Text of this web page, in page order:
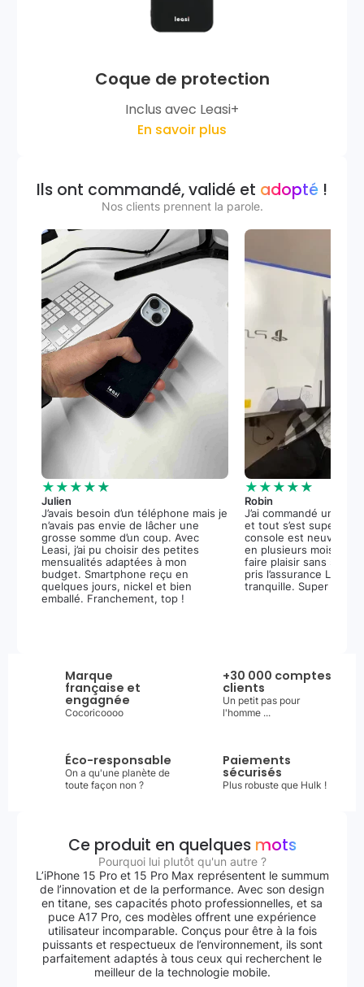
Coque de protection
Inclus avec Leasi+
En savoir plus
Ils ont commandé, validé et adopté !
Nos clients prennent la parole.
★★★★★
Julien
J’avais besoin d’un téléphone mais je
n’avais pas envie de lâcher une
grosse somme d’un coup. Avec
Leasi, j’ai pu choisir des petites
mensualités adaptées à mon
budget. Smartphone reçu en
quelques jours, nickel et bien
emballé. Franchement, top !
★★★★★
Robin
J’ai commandé une
et tout s’est super
console est neuve, et
en plusieurs mois m’a
faire plaisir sans stress.
pris l’assurance
tranquille. Super
Marque
française et
engagnée
Cocoricoooo
+30 000 comptes
clients
Un petit pas pour
l'homme ...
Éco-responsable
On a qu'une planète de
toute façon non ?
Paiements
sécurisés
Plus robuste que Hulk !
Ce produit en quelques mots
Pourquoi lui plutôt qu'un autre ?
L’iPhone 15 Pro et 15 Pro Max représentent le summum
de l’innovation et de la performance. Avec son design
en titane, ses capacités photo professionnelles, et sa
puce A17 Pro, ces modèles offrent une expérience
utilisateur incomparable. Conçus pour être à la fois
puissants et respectueux de l’environnement, ils sont
parfaitement adaptés à tous ceux qui recherchent le
meilleur de la technologie mobile.